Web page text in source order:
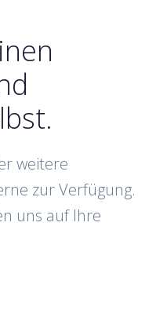
weitere
zur Verfügung.
uns auf Ihre